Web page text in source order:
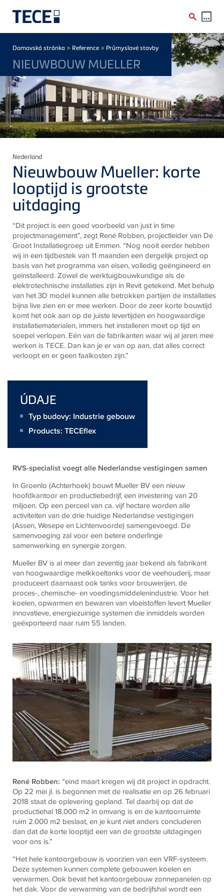
Breadcrumb
Domovská stránka » Reference » Průmyslové stavby
NIEUWBOUW MUELLER
Nederland
Nieuwbouw Mueller: korte
looptijd is grootste
uitdaging
“Dit project is een goed voorbeeld van just in time
projectmanagement”, zegt René Robben, projectleider van De
Groot Installatiegroep uit Emmen. “Nog nooit eerder hebben
wij in een tijdbestek van 11 maanden een dergelijk project op
basis van het programma van eisen, volledig geëngineerd en
geïnstalleerd. Zowel dewerktuigbouwkundige als de
elektrotechnische installaties zijn in Revit getekend. Met behulp
van het 3D model kunnen alle betrokken partijen de installaties
bijna live zien en er mee werken. Door de zeer korte bouwtijd
komt het ook aan op de juiste levertijden en hoogwaardige
installatiematerialen, immers het installeren moet op tijd en
soepel verlopen. Eén van de fabrikanten waar wij al jaren mee
werken isTECE. Dan kan je er van op aan, dat alles correct
verloopt en er geen faalkosten zijn.”
ÚDAJE
Typ budovy: Industrie gebouw
Products: TECEflex
RVS-specialist voegt alle Nederlandse vestigingen samen
In Groenlo (Achterhoek) bouwt Mueller BV een nieuw
hoofdkantoor en productiebedrijf, een investering van 20
miljoen. Op een perceel van ca. vijf hectare worden alle
activiteiten van de drie huidige Nederlandse vestigingen
(Assen, Wesepe en Lichtenvoorde) samengevoegd. De
samenvoeging zal voor een betere onderlinge
samenwerking en synergie zorgen.
Mueller BV is al meer dan zeventig jaar bekend als fabrikant
van hoogwaardige melkkoeltanks voor de veehouderij, maar
produceert daarnaast ook tanks voor brouwerijen, de
proces-, chemische- en voedingsmiddelenindustrie. Voor het
koelen, opwarmen en bewaren van vloeistoffen levert Mueller
innovatieve, energiezuinige systemen die inmiddels worden
geëxporteerd naar ruim 55 landen.
René Robben: “eind maart kregen wij dit project in opdracht.
Op 22 mei jl. is begonnen met de realisatie en op 26 februari
2018 staat de oplevering gepland. Tel daarbij op dat de
productiehal 18.000 m2 in omvang is en de kantoorruimte
ruim 2.000 m2 beslaat, en je kunt niet anders concluderen
dan dat de korte looptijd een van de grootste uitdagingen
voor ons is.”
“Het hele kantoorgebouw is voorzien van een VRF-systeem.
Deze systemen kunnen complete gebouwen koelen en
verwarmen. Ook bevat het kantoorgebouw zonnepanelen op
het dak. Voor de verwarming van de bedrijfshal wordt een